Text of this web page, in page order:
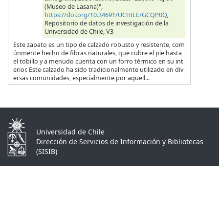
(Museo de Lasana)",
https://doi.org/10.34691/UCHILE/GCQP0Q,
Repositorio de datos de investigación de la
Universidad de Chile, V3
Este zapato es un tipo de calzado robusto y resistente, com
únmente hecho de fibras naturales, que cubre el pie hasta
el tobillo y a menudo cuenta con un forro térmico en su int
erior. Este calzado ha sido tradicionalmente utilizado en div
ersas comunidades, especialmente por aquell...
Universidad de Chile
Dirección de Servicios de Información y Bibliotecas
(SISIB)